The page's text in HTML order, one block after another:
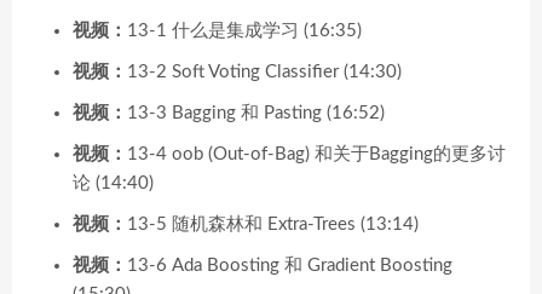
视频： 13-1 什么是集成学习 (16:35)
视频： 13-2 Soft Voting Classifier (14:30)
视频： 13-3 Bagging 和 Pasting (16:52)
视频： 13-4 oob (Out-of-Bag) 和关于Bagging的更多讨
论 (14:40)
视频： 13-5 随机森林和 Extra-Trees (13:14)
视频： 13-6 Ada Boosting 和 Gradient Boosting